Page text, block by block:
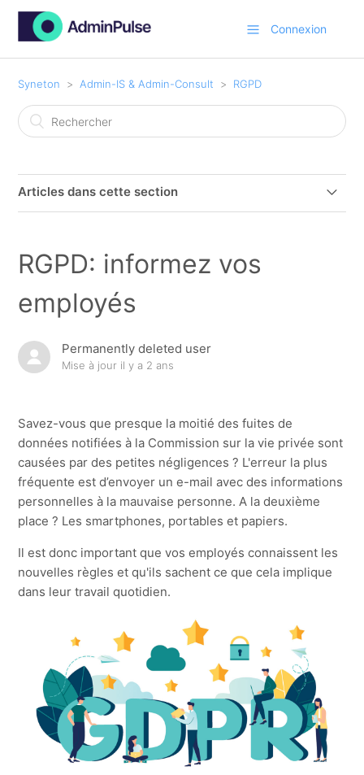
Connexion
Syneton Admin-IS & Admin-Consult RGPD
Articles dans cette section
GDPR (RGPD) : privacy by design
RGPD : fuite de données
GDPR (RGPD) : flux internationaux de données
RGPD: informez vos employés
GDPR (RGPD) et le DPG (Délégué à la Protection des
Données)
RGPD: informez vos
employés
Permanently deleted user
Mise à jour il y a 2 ans
Savez-vous que presque la moitié des fuites de
données notifiées à la Commission sur la vie privée sont
causées par des petites négligences ? L'erreur la plus
fréquente est d’envoyer un e-mail avec des informations
personnelles à la mauvaise personne. A la deuxième
place ? Les smartphones, portables et papiers.
Il est donc important que vos employés connaissent les
nouvelles règles et qu'ils sachent ce que cela implique
dans leur travail quotidien.